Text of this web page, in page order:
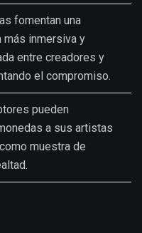
fomentan una
más inmersiva y
entre creadores y
el compromiso.
pueden
a sus artistas
muestra de